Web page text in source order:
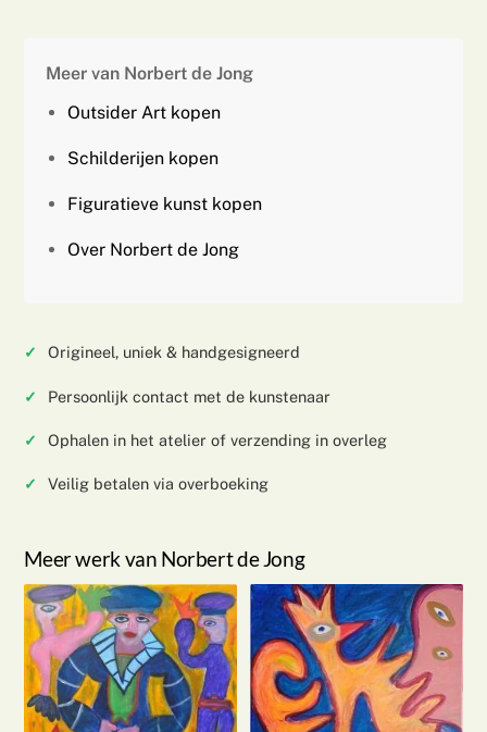
Meer van Norbert de Jong
Outsider Art kopen
Schilderijen kopen
Figuratieve kunst kopen
Over Norbert de Jong
Origineel, uniek & handgesigneerd
Persoonlijk contact met de kunstenaar
Ophalen in het atelier of verzending in overleg
Veilig betalen via overboeking
Meer werk van Norbert de Jong